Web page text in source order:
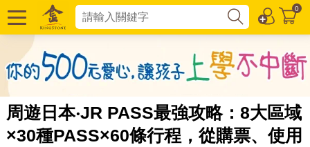
0
周遊日本‧JR PASS最強攻略：8大區域
×30種PASS×60條行程，從購票、使用